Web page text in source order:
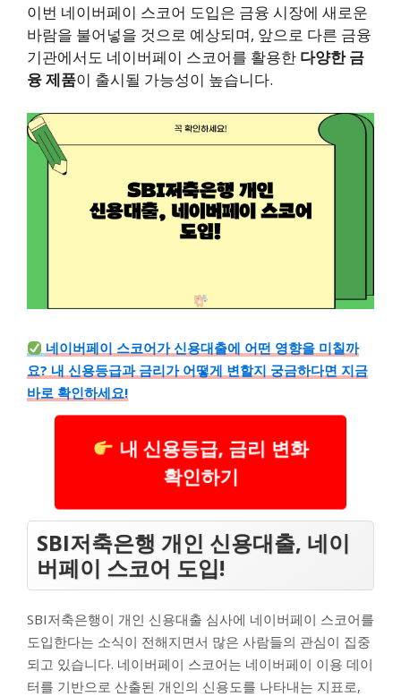
이번 네이버페이 스코어 도입은 금융 시장에 새로운
바람을 불어넣을 것으로 예상되며, 앞으로 다른 금융
기관에서도 네이버페이 스코어를 활용한 다양한 금
융 제품이 출시될 가능성이 높습니다.
네이버페이 스코어가 신용대출에 어떤 영향을 미칠까
요? 내 신용등급과 금리가 어떻게 변할지 궁금하다면 지금
바로 확인하세요!
내 신용등급, 금리 변화
확인하기
SBI저축은행 개인 신용대출, 네이
버페이 스코어 도입!
SBI저축은행이 개인 신용대출 심사에 네이버페이 스코어를
도입한다는 소식이 전해지면서 많은 사람들의 관심이 집중
되고 있습니다. 네이버페이 스코어는 네이버페이 이용 데이
터를 기반으로 산출된 개인의 신용도를 나타내는 지표로,